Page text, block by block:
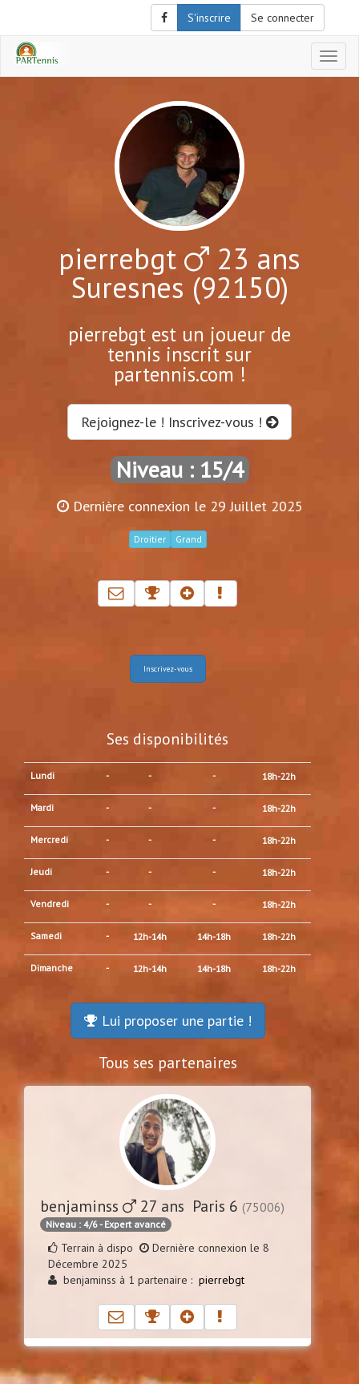
S'inscrire Se connecter
le
pierrebgt 23 ans
Suresnes (92150)
pierrebgt est un joueur de
tennis inscrit sur
partennis.com !
Rejoignez-le ! Inscrivez-vous !
Niveau : 15/4
Dernière connexion le 29 Juillet 2025
Droitier Grand
Inscrivez-vous
Ses disponibilités
Lundi - - - 18h-22h
Mardi - - - 18h-22h
Mercredi - - - 18h-22h
Jeudi - - - 18h-22h
Vendredi - - - 18h-22h
Samedi - 12h-14h 14h-18h 18h-22h
Dimanche - 12h-14h 14h-18h 18h-22h
Lui proposer une partie !
Tous ses partenaires
benjaminss 27 ans Paris 6 (75006)
Niveau : 4/6 - Expert avancé
Terrain à dispo
Dernière connexion le 8
Décembre 2025
benjaminss à 1 partenaire : pierrebgt